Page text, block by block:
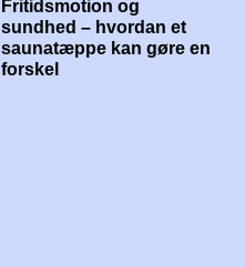
Fritidsmotion og
sundhed – hvordan et
saunatæppe kan gøre en
forskel